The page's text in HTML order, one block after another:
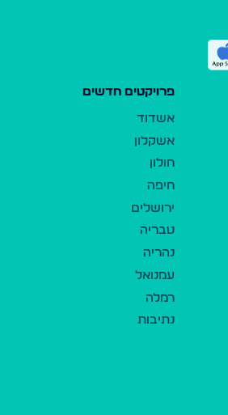
פרויקטים חדשים
אשדוד
אשקלון
חולון
חיפה
ירושלים
טבריה
נהריה
עמנואל
רמלה
נתיבות